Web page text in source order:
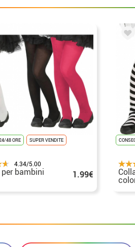
48 ORE SUPER VENDITE
4.34/5.00
bambini 1.99€
5 a